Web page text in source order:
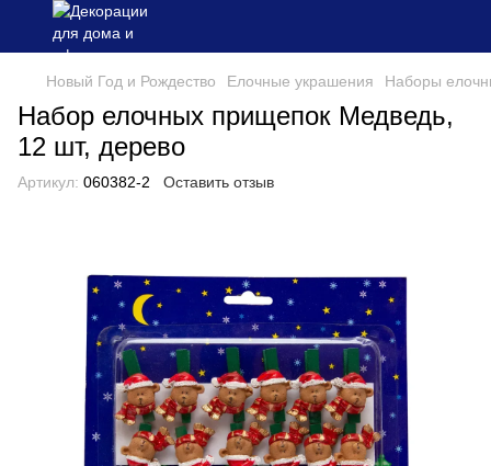
Новый Год и Рождество Елочные украшения Наборы
Набор елочных прищепок Медведь,
12 шт, дерево
Артикул: 060382-2 Оставить отзыв